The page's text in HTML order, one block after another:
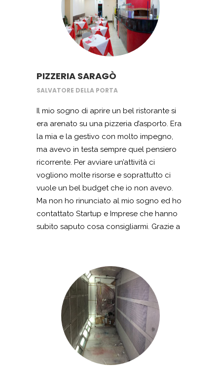
Startup e Imprese sono stati preziosi per
noi e per la nostra attività, che
continuiamo a gestire oggi con grande
passione e dedizione, come la nostra
famiglia ci ha insegnato.
PIZZERIA SARAGÒ
SALVATORE DELLA PORTA
Il mio sogno di aprire un bel ristorante si
era arenato su una pizzeria d’asporto. Era
la mia e la gestivo con molto impegno,
ma avevo in testa sempre quel pensiero
ricorrente. Per avviare un’attività ci
vogliono molte risorse e soprattutto ci
vuole un bel budget che io non avevo.
Ma non ho rinunciato al mio sogno ed ho
contattato Startup e Imprese che hanno
subito saputo cosa consigliarmi. Grazie a
della mia attività. Adesso gestisco un bel
ristorante con tavoli e sedie che ho
potuto acquistare grande al bando ed il
mio cuoco cucina primi e secondi in una
cucina la cui attrezzatura è stata
acquistata sempre con le risorse del
finanziamento. Il mio sogno è diventato
realtà grazie a Startup e Imprese ed il mio
ristorante a Castel San Giorgio è diventata